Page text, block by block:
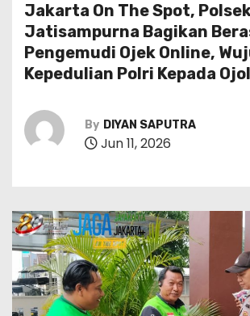
Jakarta On The Spot,
Jatisampurna Bagikan
Pengemudi Ojek Online,
Kepedulian Polri Kepada Ojol
By DIYAN SAPUTRA
Jun 11, 2026